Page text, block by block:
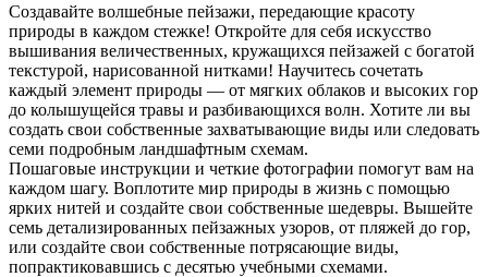
Создавайте волшебные пейзажи, передающие красоту
природы в каждом стежке! Откройте для себя искусство
вышивания величественных, кружащихся пейзажей с богатой
текстурой, нарисованной нитками! Научитесь сочетать
каждый элемент природы — от мягких облаков и высоких гор
до колышущейся травы и разбивающихся волн. Хотите ли вы
создать свои собственные захватывающие виды или следовать
семи подробным ландшафтным схемам.
Пошаговые инструкции и четкие фотографии помогут вам на
каждом шагу. Воплотите мир природы в жизнь с помощью
ярких нитей и создайте свои собственные шедевры. Вышейте
семь детализированных пейзажных узоров, от пляжей до гор,
или создайте свои собственные потрясающие виды,
попрактиковавшись с десятью учебными схемами.